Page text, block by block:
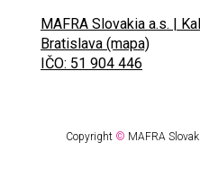
MAFRA Slovakia a.s. |
Bratislava (mapa)
IČO: 51 904 446
Copyright © MAFRA